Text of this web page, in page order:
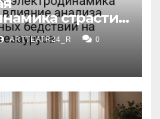
страсти:
бедствий на
ARTTEATR24_R 0